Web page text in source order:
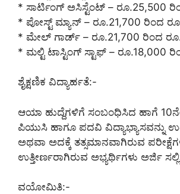
* ಸಾರ್ಟಿಂಗ್ ಅಸಿಸ್ಟೆಂಟ್ – ರೂ.25,500
* ಪೋಸ್ಟ್ ಮ್ಯಾನ್ – ರೂ.21,700 ರಿಂದ
* ಮೇಲ್ ಗಾರ್ಡ್ – ರೂ.21,700 ರಿಂದ
* ಮಲ್ಟಿ ಟಾಸ್ಟಿಂಗ್ ಸ್ಟಾಫ್ – ರೂ.18,000
ಶೈಕ್ಷಣಿಕ ವಿದ್ಯಾರ್ಹತೆ:-
ಆಯಾ ಹುದ್ದೆಗಳಿಗೆ ಸಂಬಂಧಿಸಿದ ಹಾಗೆ
ಪಿಯುಸಿ ಹಾಗೂ ಪದವಿ ವಿದ್ಯಾಭ್ಯಾಸವನ್ನು
ಅಥವಾ ಅದಕ್ಕೆ ತತ್ಸಮಾನವಾಗಿರುವ
ಉತ್ತೀರ್ಣರಾಗಿರುವ ಅಭ್ಯರ್ಥಿಗಳು ಅರ್ಜಿ
ವಯೋಮಿತಿ:-